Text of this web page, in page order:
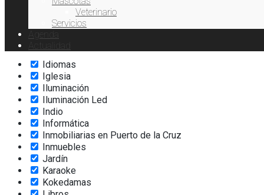
Veterinario
Servicios
Agenda
Actualidad
Helados
Hidratación
Hostelería
Hoteles
Ictioterapia
Idiomas
Iglesia
Iluminación
Iluminación Led
Indio
Informática
Inmobiliarias en Puerto de la Cruz
Inmuebles
Jardín
Karaoke
Kokedamas